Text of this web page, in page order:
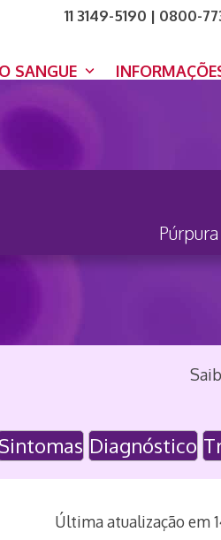
11 3149-5190 | 0800-
SANGUE
Sintomas Diagnóstico
Última atualização em